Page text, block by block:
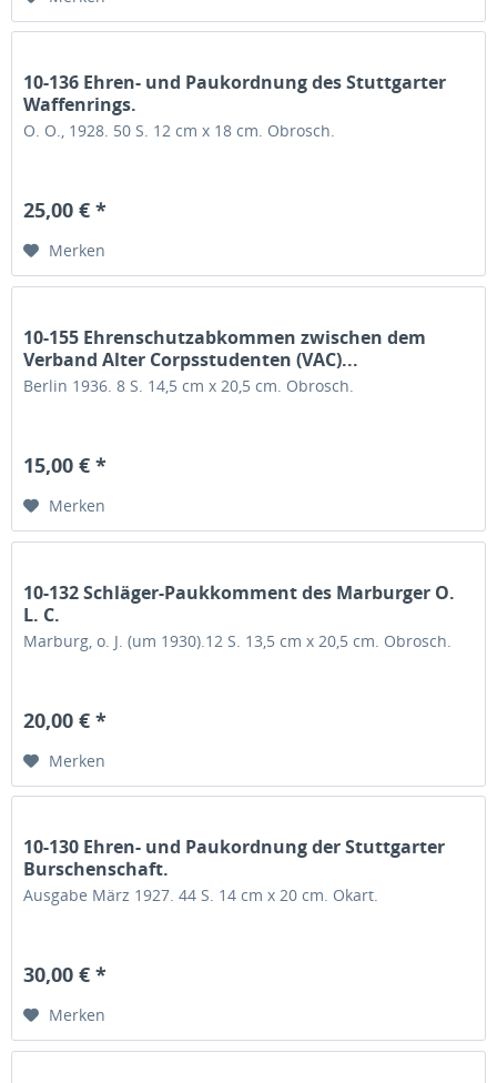
10-136 Ehren- und Paukordnung des Stuttgarter
Waffenrings.
O. O., 1928. 50 S. 12 cm x 18 cm. Obrosch.
25,00 € *
Merken
10-155 Ehrenschutzabkommen zwischen dem
Verband Alter Corpsstudenten (VAC)...
Berlin 1936. 8 S. 14,5 cm x 20,5 cm. Obrosch.
15,00 € *
Merken
10-132 Schläger-Paukkomment des Marburger O.
L. C.
Marburg, o. J. (um 1930).12 S. 13,5 cm x 20,5 cm. Obrosch.
20,00 € *
Merken
10-130 Ehren- und Paukordnung der Stuttgarter
Burschenschaft.
Ausgabe März 1927. 44 S. 14 cm x 20 cm. Okart.
30,00 € *
Merken